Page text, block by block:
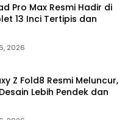
Pro Max Resmi Hadir di
13 Inci Tertipis dan
2026
Z Fold8 Resmi Meluncur,
Lebih Pendek dan